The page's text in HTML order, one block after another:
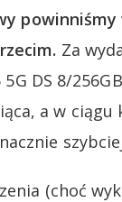
powinniśmy
Za
DS 8/
a w ciągu
(choć